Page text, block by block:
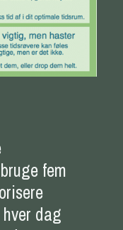
fem
dag